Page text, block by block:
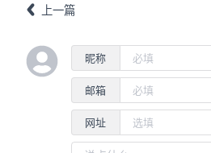
上一篇
昵称
邮箱
网址